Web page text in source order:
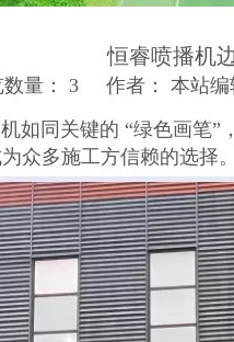
恒睿喷播机
量： 3作者： 本站编
同关键的 “绿色画笔”
众多施工方信赖的选择。